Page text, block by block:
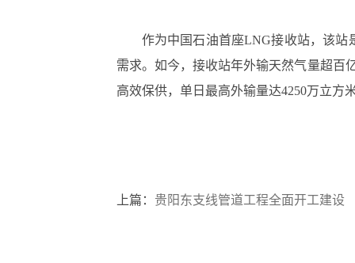
作为中国石油首座LNG接收站，该站
需求。如今，接收站年外输天然气量超百
高效保供，单日最高外输量达4250万立方
上篇： 贵阳东支线管道工程全面开工建设